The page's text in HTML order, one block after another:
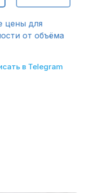
цены для
от объёма
в Telegram